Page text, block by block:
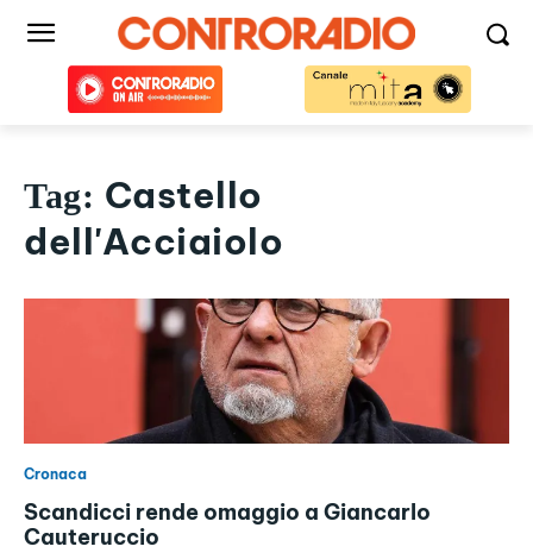
Tag: Castello
dell'Acciaiolo
Cronaca
Scandicci rende omaggio a Giancarlo
Cauteruccio